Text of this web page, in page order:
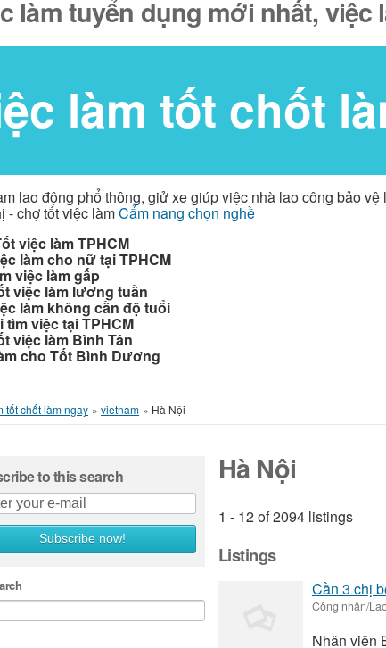
làm tuyển dụng mới nhất,
làm tốt chốt
lao động phổ thông, giử xe giúp việc nhà lao công bảo
- chợ tốt việc làmCẩm nang chọn nghề
việc làm TPHCM
làm cho nữ tại TPHCM
việc làm gấp
việc làm lương tuần
làm không cần độ tuổi
tìm việc tại TPHCM
việc làm Bình Tân
cho Tốt Bình Dương
tốt chốt làm ngay » vietnam » Hà Nội
to this search
Subscribe now!
Hà Nội
1 - 12 of 2094 listings
Listings
Cần 3 chị
Công nhân/
Nhân viên